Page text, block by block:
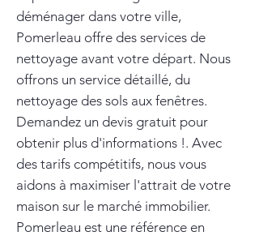
déménager dans votre ville,
Pomerleau offre des services de
nettoyage avant votre départ. Nous
offrons un service détaillé, du
nettoyage des sols aux fenêtres.
Demandez un devis gratuit pour
obtenir plus d'informations !. Avec
des tarifs compétitifs, nous vous
aidons à maximiser l'attrait de votre
maison sur le marché immobilier.
Pomerleau est une référence en